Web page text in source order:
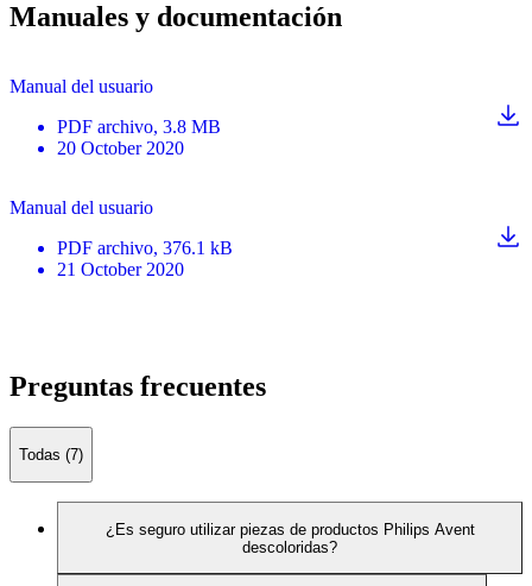
Manuales y documentación
Manual del usuario
PDF archivo, 3.8 MB
20 October 2020
Manual del usuario
PDF archivo, 376.1 kB
21 October 2020
Preguntas frecuentes
Todas (7)
¿Es seguro utilizar piezas de productos Philips Avent
descoloridas?